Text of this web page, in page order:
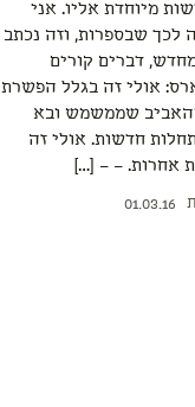
מיוחדת אליו. אני
לכך שבספרות, וזה נכתב
דברים קורים
אולי זה בגלל הפשרת
שממשמש ובא
חדשות. אולי זה
אחרות. – – […]
01.03.16